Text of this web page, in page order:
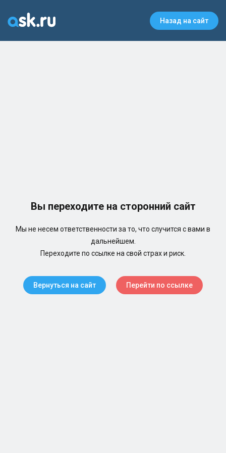
Назад на сайт
Вы переходите на сторонний сайт
Мы не несем ответственности за то, что случится с вами в
дальнейшем.
Переходите по ссылке на свой страх и риск.
Вернуться на сайт Перейти по ссылке